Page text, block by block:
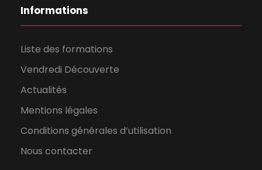
Informations
Liste des formations
Vendredi Découverte
Actualités
Mentions légales
Conditions générales d’utilisation
Nous contacter